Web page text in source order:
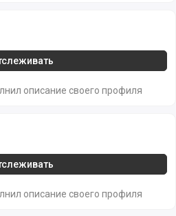
описание своего профиля
описание своего профиля